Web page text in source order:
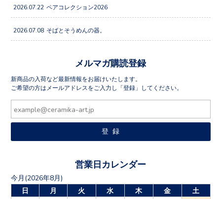
2026.07.22 ペアコレクション2026
2026.07.08 そばとそうめんの器。
メルマガ購読登録
新商品の入荷など最新情報をお届けいたします。
ご希望の方はメールアドレスをご入力し「登録」してください。
営業日カレンダー
今月(2026年8月)
日
月 火 水 木 金
土